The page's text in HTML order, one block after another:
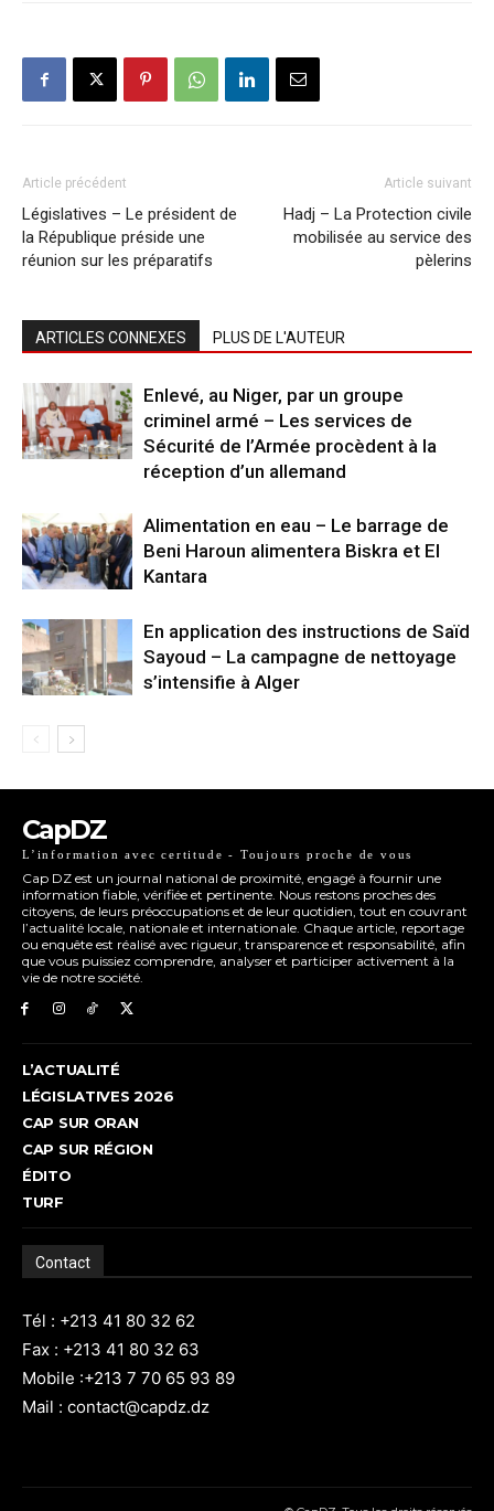
Article précédent
Législatives – Le président de
la République préside une
réunion sur les préparatifs
Article suivant
Hadj – La Protection civile
mobilisée au service des
pèlerins
ARTICLES CONNEXES PLUS DE L'AUTEUR
Enlevé, au Niger, par un groupe
criminel armé – Les services de
Sécurité de l’Armée procèdent à la
réception d’un allemand
Alimentation en eau – Le barrage de
Beni Haroun alimentera Biskra et El
Kantara
En application des instructions de Saïd
Sayoud – La campagne de nettoyage
s’intensifie à Alger
CapDZ
L’information avec certitude - Toujours proche de vous
Cap DZ est un journal national de proximité, engagé à fournir une
information fiable, vérifiée et pertinente. Nous restons proches des
citoyens, de leurs préoccupations et de leur quotidien, tout en couvrant
l’actualité locale, nationale et internationale. Chaque article, reportage
ou enquête est réalisé avec rigueur, transparence et responsabilité, afin
que vous puissiez comprendre, analyser et participer activement à la
vie de notre société.
L’ACTUALITÉ
LÉGISLATIVES 2026
CAP SUR ORAN
CAP SUR RÉGION
ÉDITO
TURF
Contact
Tél : +213 41 80 32 62
Fax : +213 41 80 32 63
Mobile :+213 7 70 65 93 89
Mail : contact@capdz.dz